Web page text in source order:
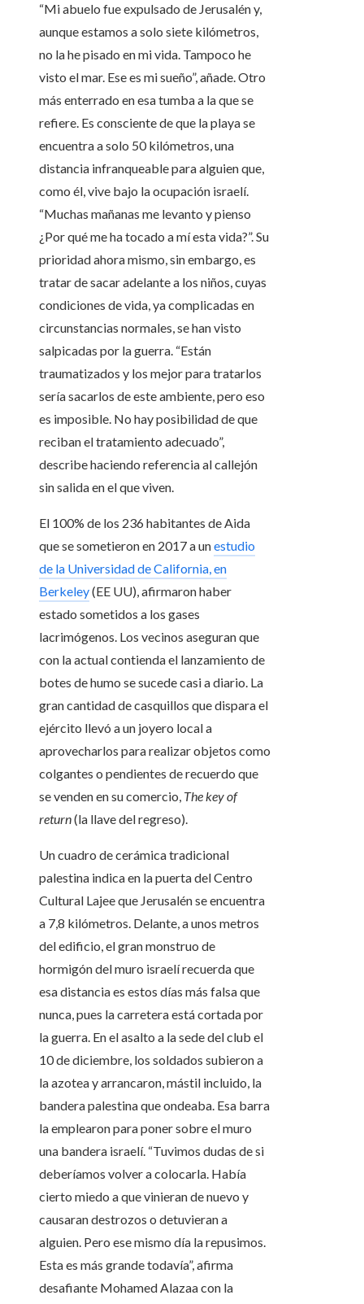
“Mi abuelo fue expulsado de Jerusalén y,
aunque estamos a solo siete kilómetros,
no la he pisado en mi vida. Tampoco he
visto el mar. Ese es mi sueño”, añade. Otro
más enterrado en esa tumba a la que se
refiere. Es consciente de que la playa se
encuentra a solo 50 kilómetros, una
distancia infranqueable para alguien que,
como él, vive bajo la ocupación israelí.
“Muchas mañanas me levanto y pienso
¿Por qué me ha tocado a mí esta vida?”. Su
prioridad ahora mismo, sin embargo, es
tratar de sacar adelante a los niños, cuyas
condiciones de vida, ya complicadas en
circunstancias normales, se han visto
salpicadas por la guerra. “Están
traumatizados y los mejor para tratarlos
sería sacarlos de este ambiente, pero eso
es imposible. No hay posibilidad de que
reciban el tratamiento adecuado”,
describe haciendo referencia al callejón
sin salida en el que viven.
El 100% de los 236 habitantes de Aida
que se sometieron en 2017 a unestudio
de la Universidad de California, en
Berkeley(EE UU), afirmaron haber
estado sometidos a los gases
lacrimógenos. Los vecinos aseguran que
con la actual contienda el lanzamiento de
botes de humo se sucede casi a diario. La
gran cantidad de casquillos que dispara el
ejército llevó a un joyero local a
aprovecharlos para realizar objetos como
colgantes o pendientes de recuerdo que
se venden en su comercio, The key of
return(la llave del regreso).
Un cuadro de cerámica tradicional
palestina indica en la puerta del Centro
Cultural Lajee que Jerusalén se encuentra
a 7,8 kilómetros. Delante, a unos metros
del edificio, el gran monstruo de
hormigón del muro israelí recuerda que
esa distancia es estos días más falsa que
nunca, pues la carretera está cortada por
la guerra. En el asalto a la sede del club el
10 de diciembre, los soldados subieron a
la azotea y arrancaron, mástil incluido, la
bandera palestina que ondeaba. Esa barra
la emplearon para poner sobre el muro
una bandera israelí. “Tuvimos dudas de si
deberíamos volver a colocarla. Había
cierto miedo a que vinieran de nuevo y
causaran destrozos o detuvieran a
alguien. Pero ese mismo día la repusimos.
Esta es más grande todavía”, afirma
desafiante Mohamed Alazaa con la